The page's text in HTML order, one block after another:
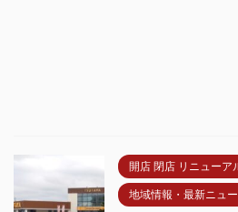
開店 閉店 リニューア
地域情報・最新ニュ